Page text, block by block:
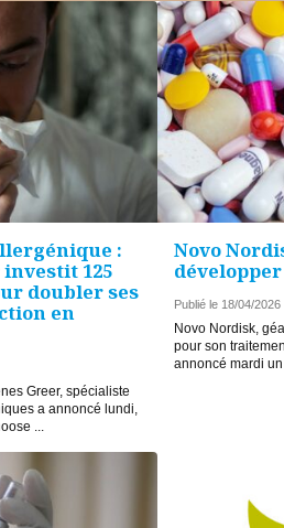
:
125
doubler ses
en
Greer, spécialiste
a annoncé lundi,
...
Novo
Publié le 18/04/2026
Novo Nordisk,
pour son
annoncé mardi un